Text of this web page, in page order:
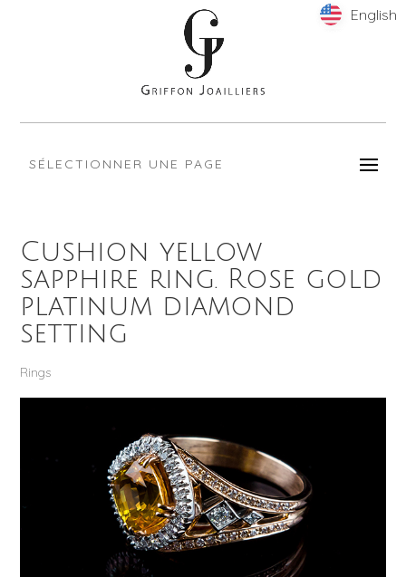
SÉLECTIONNER UNE PAGE
Cushion yellow
sapphire ring. Rose gold
platinum diamond
setting
Rings
English
English